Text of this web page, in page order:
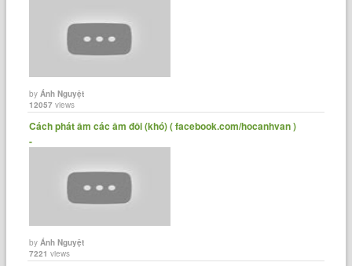
byÁnh Nguyệt
12057 views
Cách phát âm các âm đôi (khó) ( facebook.com/hocanhvan )
-......
byÁnh Nguyệt
7221 views